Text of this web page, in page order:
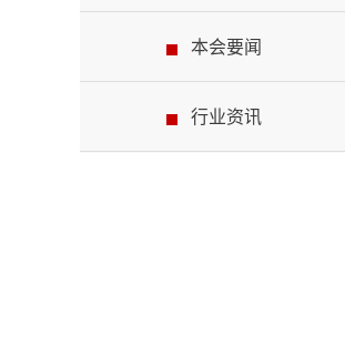
本会要闻
行业资讯